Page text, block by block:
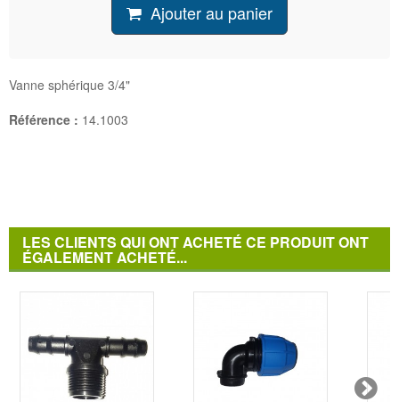
Ajouter au panier
Vanne sphérique 3/4"
Référence : 14.1003
LES CLIENTS QUI ONT ACHETÉ CE PRODUIT ONT
ÉGALEMENT ACHETÉ...